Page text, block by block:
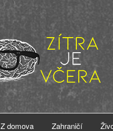
Z domova Zahraničí